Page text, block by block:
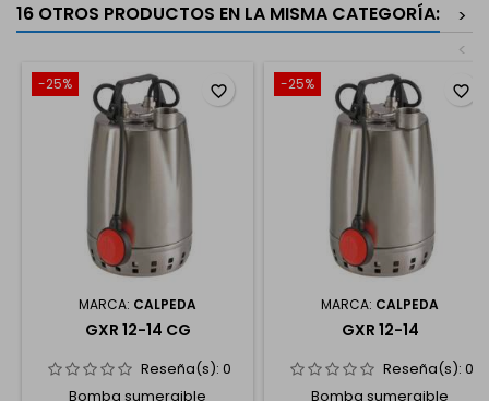
16 OTROS PRODUCTOS EN LA MISMA CATEGORÍA:
>
<
-25%
MARCA: CALPEDA
GXR 12-14 CG
Reseña(s): 0
Bomba sumergible
favorite_border -25%
MARCA: CALPEDA
GXR 12-14
Reseña(s): 0
Bomba sumergible
favorite_border